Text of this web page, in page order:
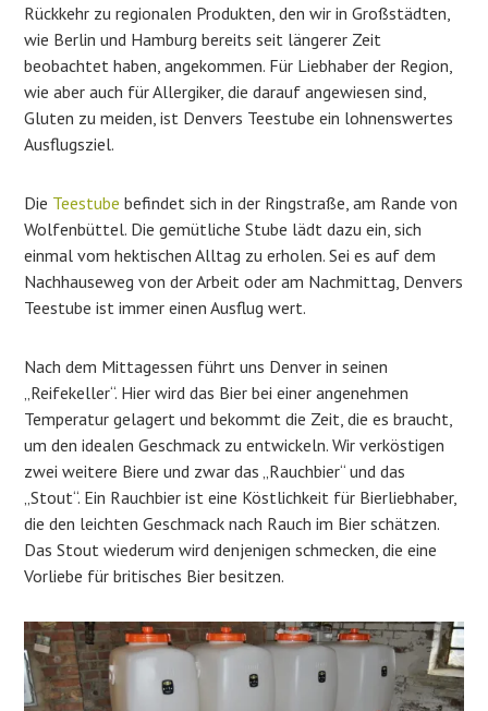
Rückkehr zu regionalen Produkten, den wir in Großstädten,
wie Berlin und Hamburg bereits seit längerer Zeit
beobachtet haben, angekommen. Für Liebhaber der Region,
wie aber auch für Allergiker, die darauf angewiesen sind,
Gluten zu meiden, ist Denvers Teestube ein lohnenswertes
Ausflugsziel.
Die Teestube befindet sich in der Ringstraße, am Rande von
Wolfenbüttel. Die gemütliche Stube lädt dazu ein, sich
einmal vom hektischen Alltag zu erholen. Sei es auf dem
Nachhauseweg von der Arbeit oder am Nachmittag, Denvers
Teestube ist immer einen Ausflug wert.
Nach dem Mittagessen führt uns Denver in seinen
„Reifekeller“. Hier wird das Bier bei einer angenehmen
Temperatur gelagert und bekommt die Zeit, die es braucht,
um den idealen Geschmack zu entwickeln. Wir verköstigen
zwei weitere Biere und zwar das „Rauchbier“ und das
„Stout“. Ein Rauchbier ist eine Köstlichkeit für Bierliebhaber,
die den leichten Geschmack nach Rauch im Bier schätzen.
Das Stout wiederum wird denjenigen schmecken, die eine
Vorliebe für britisches Bier besitzen.